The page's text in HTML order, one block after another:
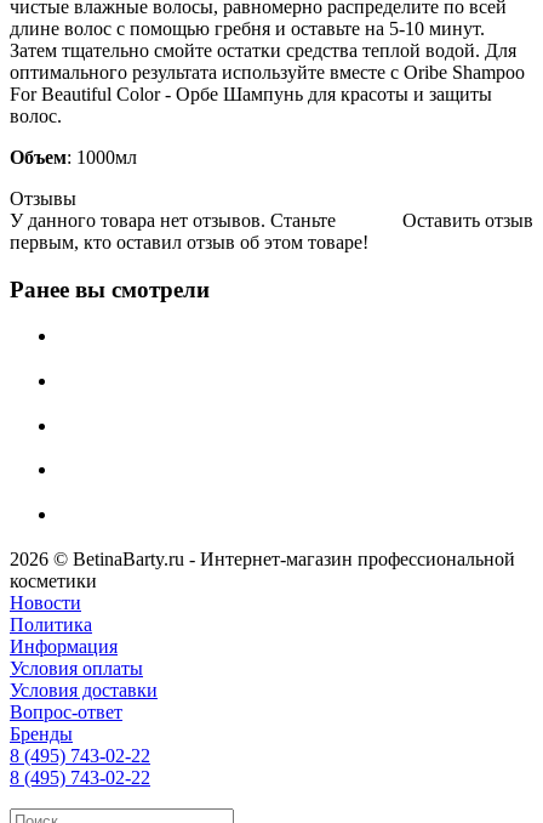
чистые влажные волосы, равномерно распределите по всей
длине волос с помощью гребня и оставьте на 5-10 минут.
Затем тщательно смойте остатки средства теплой водой. Для
оптимального результата используйте вместе с Oribe Shampoo
For Beautiful Color - Орбе Шампунь для красоты и защиты
волос.
Объем: 1000мл
Отзывы
Оставить отзыв
У данного товара нет отзывов. Станьте
первым, кто оставил отзыв об этом товаре!
Ранее вы смотрели
2026 © BetinaBarty.ru - Интернет-магазин профессиональной
косметики
Новости
Политика
Информация
Условия оплаты
Условия доставки
Вопрос-ответ
Бренды
8 (495) 743-02-22
8 (495) 743-02-22